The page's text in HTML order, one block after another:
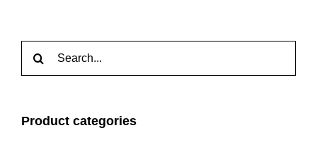
Product categories